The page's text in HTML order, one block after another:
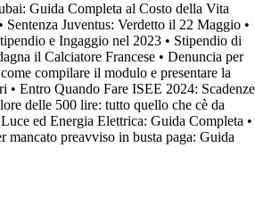
Guida Completa al Costo della Vita
• Sentenza Juventus: Verdetto il 22 Maggio •
e Ingaggio nel 2023 • Stipendio di
il Calciatore Francese • Denuncia per
compilare il modulo e presentare la
• Entro Quando Fare ISEE 2024: Scadenze
delle 500 lire: tutto quello che cè da
ed Energia Elettrica: Guida Completa •
mancato preavviso in busta paga: Guida